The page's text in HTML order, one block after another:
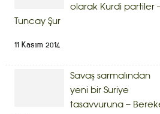
olarak Kurdi partiler
Tuncay Şur
11 Kasım 2014
Savaş sarmalından
yeni bir Suriye
tasavvuruna –